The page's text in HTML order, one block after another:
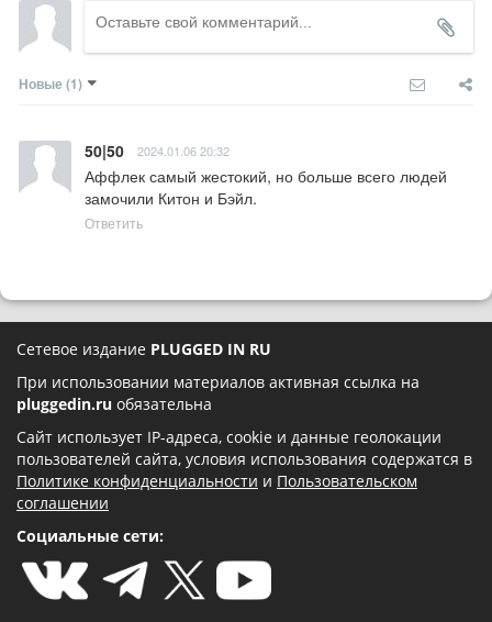
Новые (1)
50|50 2024.01.06 20:32
Аффлек самый жестокий, но больше всего людей
замочили Китон и Бэйл.
Ответить
Сетевое издание PLUGGED IN RU
При использовании материалов активная ссылка на
pluggedin.ru обязательна
Сайт использует IP-адреса, cookie и данные геолокации
пользователей сайта, условия использования содержатся в
Политике конфиденциальности и Пользовательском
соглашении
Социальные сети: